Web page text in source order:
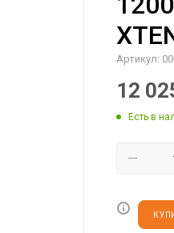
Артикул:
12
Есть в